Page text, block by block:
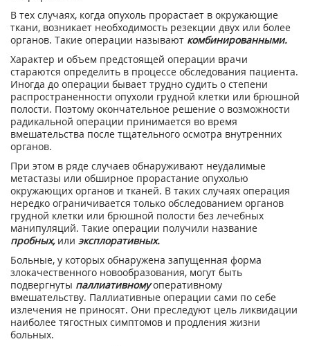
В тех случаях, когда опухоль прорастает в окружающие
ткани, возникает необходимость резекции двух или более
органов. Такие операции называют комбинированными.
Характер и объем предстоящей операции врачи
стараются определить в процессе обследования пациента.
Иногда до операции бывает трудно судить о степени
распространенности опухоли грудной клетки или брюшной
полости. Поэтому окончательное решение о возможности
радикальной операции принимается во время
вмешательства после тщательного осмотра внутренних
органов.
При этом в ряде случаев обнаруживают неудалимые
метастазы или обширное прорастание опухолью
окружающих органов и тканей. В таких случаях операция
нередко ограничивается только обследованием органов
грудной клетки или брюшной полости без лечебных
манипуляций. Такие операции получили название
пробных,или эксплоративных.
Больные, у которых обнаружена запущенная форма
злокачественного новообразования, могут быть
подвергнуты паллиативномуоперативному
вмешательству. Паллиативные операции сами по себе
излечения не приносят. Они преследуют цель ликвидации
наиболее тягостных симптомов и продления жизни
больных.